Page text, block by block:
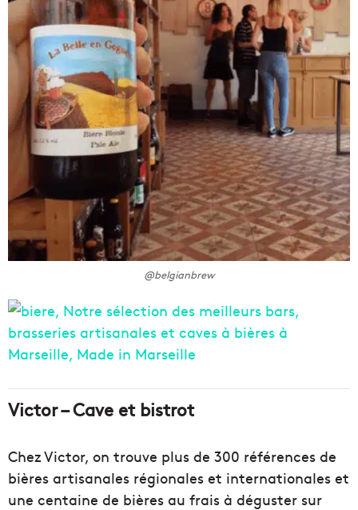
@belgianbrew
Victor – Cave et bistrot
Chez Victor, on trouve plus de 300 références de
bières artisanales régionales et internationales et
une centaine de bières au frais à déguster sur